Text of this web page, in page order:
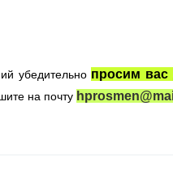
убедительно просим вас
на почту